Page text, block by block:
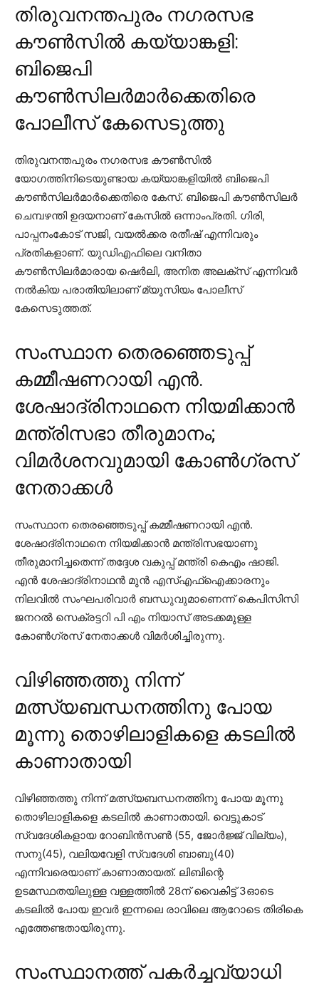
തിരുവനന്തപുരം നഗരസഭ
കൗണ്‍സില്‍ കയ്യാങ്കളി:
ബിജെപി
കൗണ്‍സിലര്‍മാര്‍ക്കെതിരെ
പോലീസ് കേസെടുത്തു
തിരുവനന്തപുരം നഗരസഭ കൗണ്‍സില്‍
യോഗത്തിനിടെയുണ്ടായ കയ്യാങ്കളിയില്‍ ബിജെപി
കൗണ്‍സിലര്‍മാര്‍ക്കെതിരെ കേസ്. ബിജെപി കൗണ്‍സിലര്‍
ചെമ്പഴന്തി ഉദയനാണ് കേസില്‍ ഒന്നാംപ്രതി. ഗിരി,
പാപ്പനംകോട് സജി, വയല്‍ക്കര രതീഷ് എന്നിവരും
പ്രതികളാണ്. യുഡിഎഫിലെ വനിതാ
കൗണ്‍സിലര്‍മാരായ ഷെര്‍ലി, അനിത അലക്സ് എന്നിവര്‍
നല്‍കിയ പരാതിയിലാണ് മ്യൂസിയം പോലീസ്
കേസെടുത്തത്.
സംസ്ഥാന തെരഞ്ഞെടുപ്പ്
കമ്മീഷണറായി എന്‍.
ശേഷാദ്രിനാഥനെ നിയമിക്കാന്‍
മന്ത്രിസഭാ തീരുമാനം;
വിമര്‍ശനവുമായി കോണ്‍ഗ്രസ്
നേതാക്കള്‍
സംസ്ഥാന തെരഞ്ഞെടുപ്പ് കമ്മീഷണറായി എന്‍.
ശേഷാദ്രിനാഥനെ നിയമിക്കാന്‍ മന്ത്രിസഭയാണു
തീരുമാനിച്ചതെന്ന് തദ്ദേശ വകുപ്പ് മന്ത്രി കെഎം ഷാജി.
എന്‍ ശേഷാദ്രിനാഥന്‍ മുന്‍ എസ്എഫ്ഐക്കാരനും
നിലവില്‍ സംഘപരിവാര്‍ ബന്ധുവുമാണെന്ന് കെപിസിസി
ജനറല്‍ സെക്രട്ടറി പി എം നിയാസ് അടക്കമുള്ള
കോണ്‍ഗ്രസ് നേതാക്കള്‍ വിമര്‍ശിച്ചിരുന്നു.
വിഴിഞ്ഞത്തു നിന്ന്
മത്സ്യബന്ധനത്തിനു പോയ
മൂന്നു തൊഴിലാളികളെ കടലില്‍
കാണാതായി
വിഴിഞ്ഞത്തു നിന്ന് മത്സ്യബന്ധനത്തിനു പോയ മൂന്നു
തൊഴിലാളികളെ കടലില്‍ കാണാതായി. വെട്ടുകാട്
സ്വദേശികളായ റോബിന്‍സണ്‍ (55, ജോര്‍ജ്ജ് വില്യം),
സനു(45), വലിയവേളി സ്വദേശി ബാബു(40)
എന്നിവരെയാണ് കാണാതായത്. ലിബിന്റെ
ഉടമസ്ഥതയിലുള്ള വള്ളത്തില്‍ 28ന് വൈകിട്ട് 3ഓടെ
കടലില്‍ പോയ ഇവര്‍ ഇന്നലെ രാവിലെ ആറോടെ തിരികെ
എത്തേണ്ടതായിരുന്നു.
സംസ്ഥാനത്ത് പകര്‍ച്ചവ്യാധി